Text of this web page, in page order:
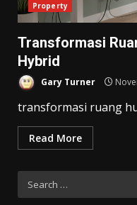
Property
Transformasi
Hybrid
Gary Turner
transformasi ruang
Read More
Search
for: